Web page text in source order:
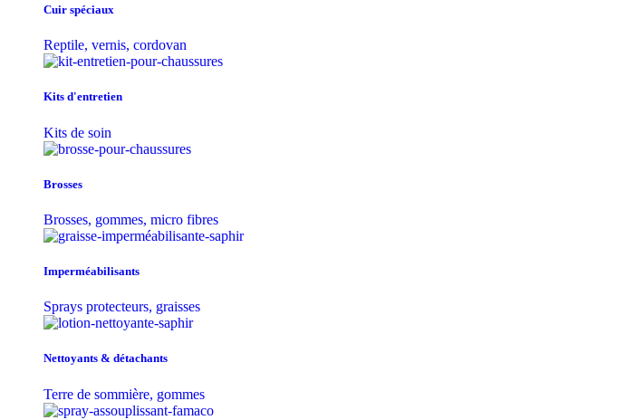
Cuir spéciaux
Reptile, vernis, cordovan
Kits d'entretien
Kits de soin
Brosses
Brosses, gommes, micro fibres
Imperméabilisants
Sprays protecteurs, graisses
Nettoyants & détachants
Terre de sommière, gommes